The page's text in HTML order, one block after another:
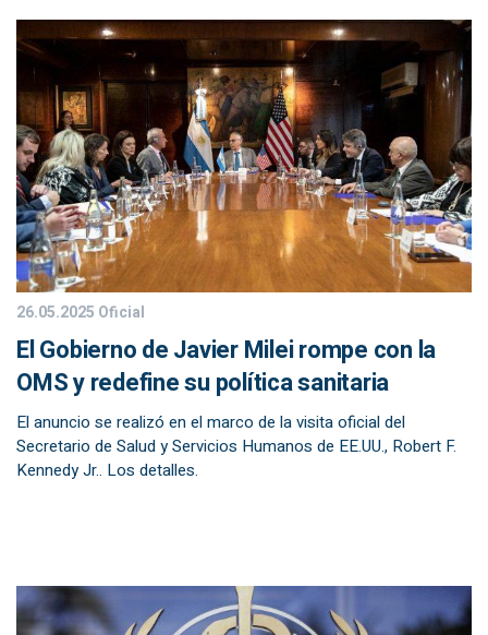
26.05.2025 Oficial
El Gobierno de Javier Milei rompe con la
OMS y redefine su política sanitaria
El anuncio se realizó en el marco de la visita oficial del
Secretario de Salud y Servicios Humanos de EE.UU., Robert F.
Kennedy Jr.. Los detalles.